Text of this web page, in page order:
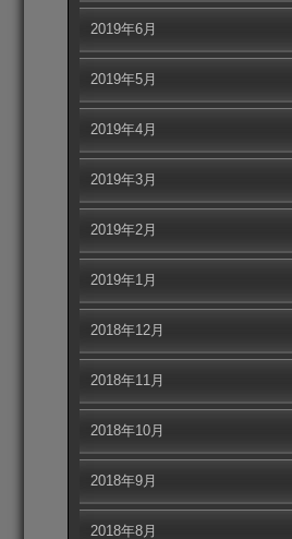
2019年6月
2019年5月
2019年4月
2019年3月
2019年2月
2019年1月
2018年12月
2018年11月
2018年10月
2018年9月
2018年8月